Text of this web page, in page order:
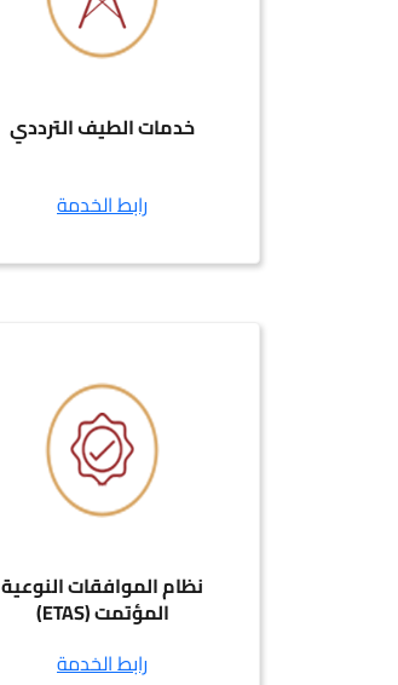
خدمات الطيف الترددي
رابط الخدمة
نظام الموافقات النوعية
المؤتمت (ETAS)
رابط الخدمة